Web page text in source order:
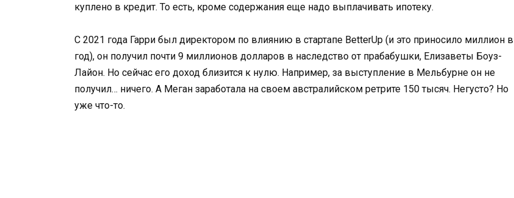
куплено в кредит. То есть, кроме содержания еще надо выплачивать ипотеку.
С 2021 года Гарри был директором по влиянию в стартапе BetterUp (и это приносило миллион в
год), он получил почти 9 миллионов долларов в наследство от прабабушки, Елизаветы Боуз-
Лайон. Но сейчас его доход близится к нулю. Например, за выступление в Мельбурне он не
получил… ничего. А Меган заработала на своем австралийском ретрите 150 тысяч. Негусто? Но
уже что-то.